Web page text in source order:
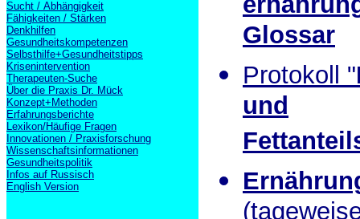
Sucht / Abhängigkeit
Fähigkeiten / Stärken
Denkhilfen
Gesundheitskompetenzen
Selbsthilfe+Gesundheitstipps
Krisenintervention
Therapeuten-Suche
Über die Praxis Dr. Mück
Konzept+Methoden
Erfahrungsberichte
Lexikon/Häufige Fragen
Innovationen / Praxisforschung
Wissenschaftsinformationen
Gesundheitspolitik
Infos auf Russisch
English Version
Glossar
Protokoll "
und